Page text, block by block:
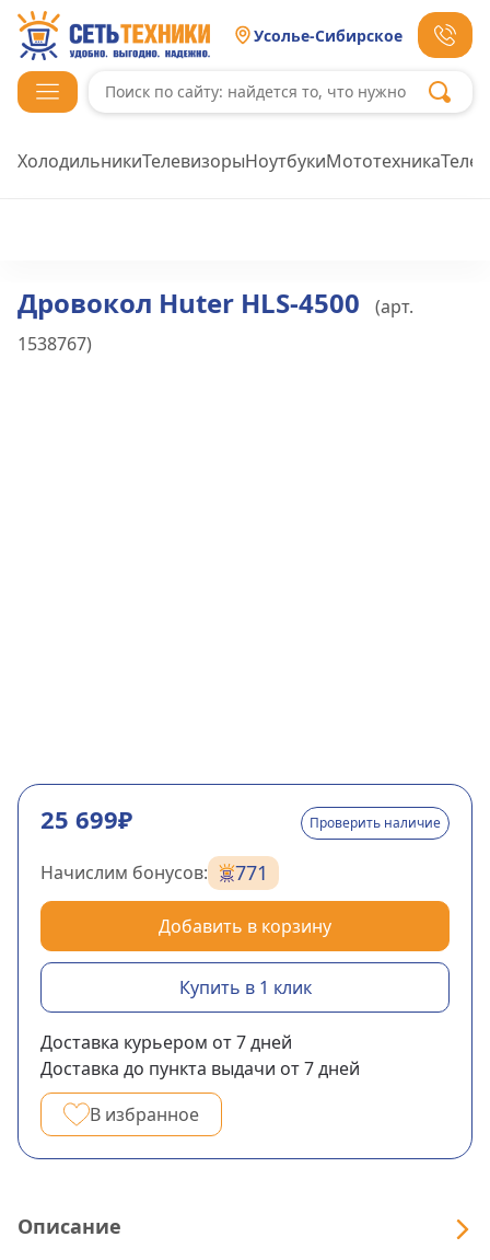
Усолье-Сибирское
ХолодильникиТелевизорыНоутбукиМототехника
Дровокол Huter HLS-4500
(арт.
1538767)
25 699₽ Проверить наличие
Начислим бонусов: 771
Добавить в корзину
Купить в 1 клик
Доставка курьером от 7дней
Доставка до пункта выдачи от 7дней
В избранное
Описание